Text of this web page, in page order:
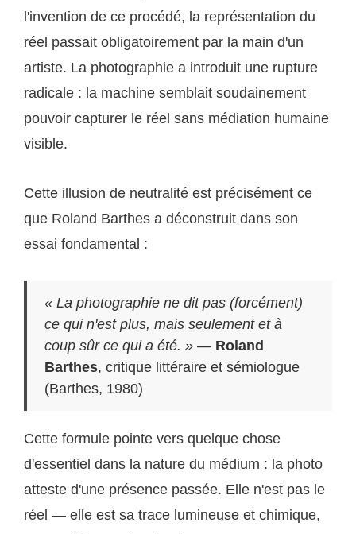
l'invention de ce procédé, la représentation du
réel passait obligatoirement par la main d'un
artiste. La photographie a introduit une rupture
radicale : la machine semblait soudainement
pouvoir capturer le réel sans médiation humaine
visible.
Cette illusion de neutralité est précisément ce
que Roland Barthes a déconstruit dans son
essai fondamental :
« La photographie ne dit pas (forcément)
ce qui n'est plus, mais seulement et à
coup sûr ce qui a été. » — Roland
Barthes, critique littéraire et sémiologue
(Barthes, 1980)
Cette formule pointe vers quelque chose
d'essentiel dans la nature du médium : la photo
atteste d'une présence passée. Elle n'est pas le
réel — elle est sa trace lumineuse et chimique,